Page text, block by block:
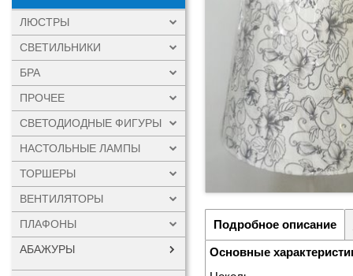
ЛЮСТРЫ
СВЕТИЛЬНИКИ
БРА
ПРОЧЕЕ
СВЕТОДИОДНЫЕ ФИГУРЫ
НАСТОЛЬНЫЕ ЛАМПЫ
ТОРШЕРЫ
ВЕНТИЛЯТОРЫ
ПЛАФОНЫ
АБАЖУРЫ
Подробное описание
Основные